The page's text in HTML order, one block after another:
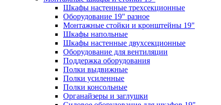
Шкафы настенные трехсекционные
Оборудование 19" разное
Монтажные стойки и кронштейны 19"
Шкафы напольные
Шкафы настенные двухсекционные
Оборудование для вентиляции
Поддержка оборудования
Полки выдвижные
Полки усиленные
Полки консольные
Органайзеры и заглушки